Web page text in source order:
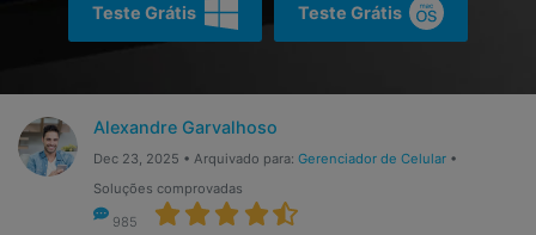
Ver Todos Os Aplicativos
Transferir Dados
Gerenciador de dados
Reparar Celular
Proteção do celular
Teste Grátis Teste Grátis
Alexandre Garvalhoso
Dec 23, 2025 • Arquivado para: Gerenciador de Celular•
Soluções comprovadas
985